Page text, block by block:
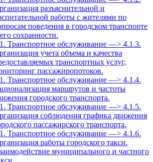
разъяснительной и
работы с жителями по
поведения в городском транспорте
сохранности.
Транспортное обслуживание —> 4.1.3.
учета объема и качества
транспортных услуг,
пассажиропотоков.
Транспортное обслуживание —> 4.1.4.
маршрутов и частоты
городского транспорта.
Транспортное обслуживание —> 4.1.5.
соблюдения графика движения
пассажирского транспорта.
Транспортное обслуживание —> 4.1.6.
работы городского такси.
муниципального и частного